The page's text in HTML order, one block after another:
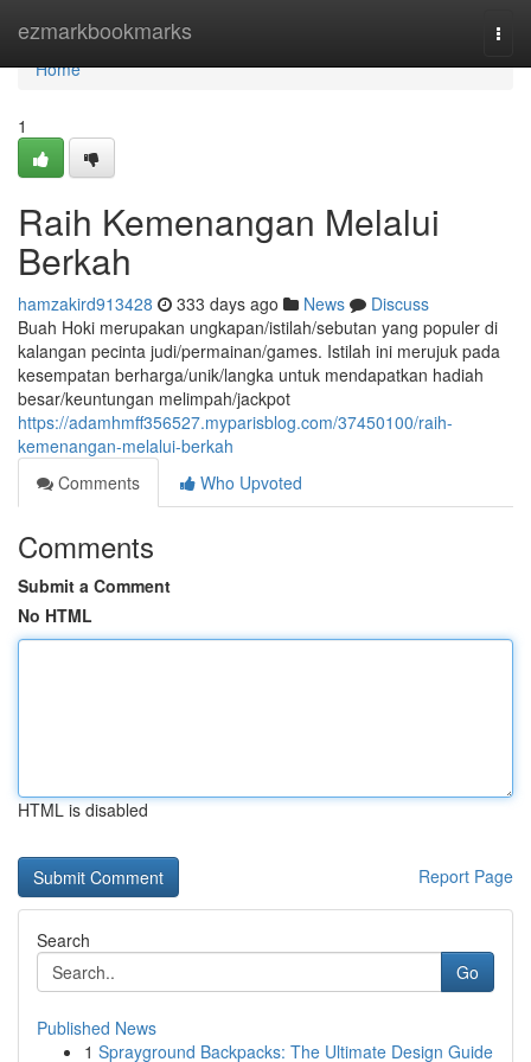
ezmarkbookmarks
Home
Home
1
Raih Kemenangan Melalui
Berkah
hamzakird913428 333 days ago News
Discuss
Buah Hoki merupakan ungkapan/istilah/sebutan yang populer di
kalangan pecinta judi/permainan/games. Istilah ini merujuk pada
kesempatan berharga/unik/langka untuk mendapatkan hadiah
besar/keuntungan melimpah/jackpot
https://adamhmff356527.myparisblog.com/37450100/raih-
kemenangan-melalui-berkah
Comments
Who Upvoted
Comments
Submit a Comment
No HTML
HTML is disabled
Report Page
Search
Go
Published News
1 Sprayground Backpacks: The Ultimate Design Guide